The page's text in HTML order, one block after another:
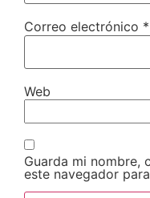
Correo electrónico *
Web
Guarda mi nombre,
este navegador